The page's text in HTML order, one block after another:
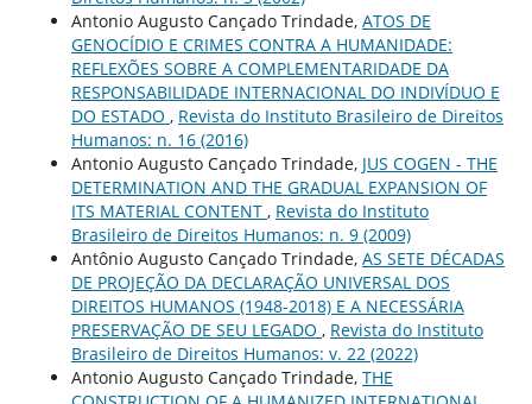
Antonio Augusto Cançado Trindade, ATOS DE
GENOCÍDIO E CRIMES CONTRA A HUMANIDADE:
REFLEXÕES SOBRE A COMPLEMENTARIDADE DA
RESPONSABILIDADE INTERNACIONAL DO INDIVÍDUO E
DO ESTADO , Revista do Instituto Brasileiro de Direitos
Humanos: n. 16 (2016)
Antonio Augusto Cançado Trindade, JUS COGEN - THE
DETERMINATION AND THE GRADUAL EXPANSION OF
ITS MATERIAL CONTENT , Revista do Instituto
Brasileiro de Direitos Humanos: n. 9 (2009)
Antônio Augusto Cançado Trindade, AS SETE DÉCADAS
DE PROJEÇÃO DA DECLARAÇÃO UNIVERSAL DOS
DIREITOS HUMANOS (1948-2018) E A NECESSÁRIA
PRESERVAÇÃO DE SEU LEGADO , Revista do Instituto
Brasileiro de Direitos Humanos: v. 22 (2022)
Antonio Augusto Cançado Trindade, THE